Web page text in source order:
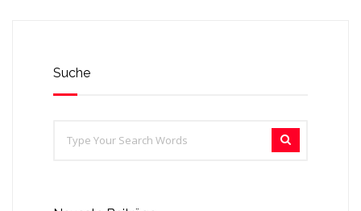
Suche